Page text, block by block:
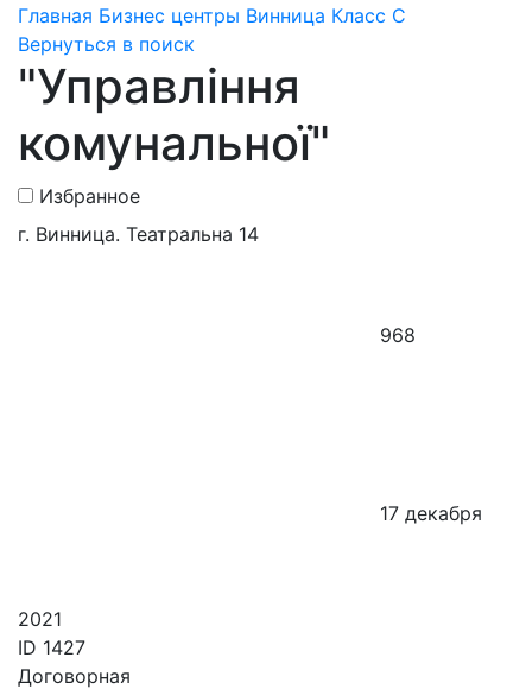
Главная Бизнес центры Винница Класс C
Вернуться в поиск
"Управління
комунальної"
Избранное
г. Винница. Театральна 14
968
17 декабря
2021
ID 1427
Договорная